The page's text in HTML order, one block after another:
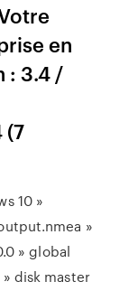
en
: 3.4 /
(7
10 »
»
» global
disk master